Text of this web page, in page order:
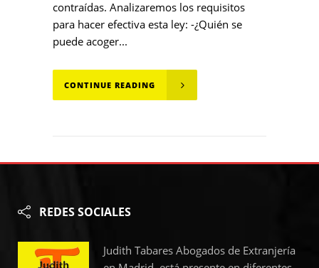
contraídas. Analizaremos los requisitos
para hacer efectiva esta ley: -¿Quién se
puede acoger...
CONTINUE READING
REDES SOCIALES
Judith Tabares Abogados de Extranjería